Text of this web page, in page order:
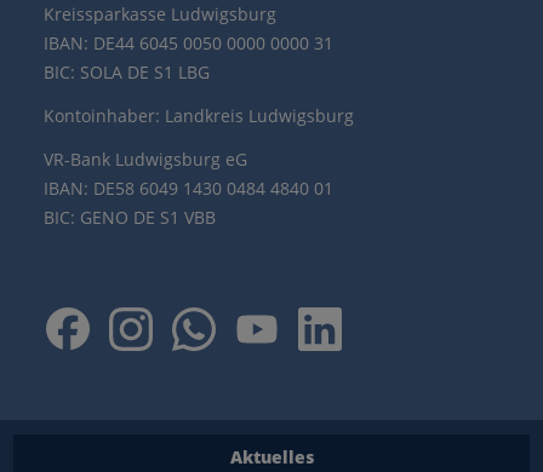
Kreissparkasse Ludwigsburg
IBAN: DE44 6045 0050 0000 0000 31
BIC: SOLA DE S1 LBG
Kontoinhaber: Landkreis Ludwigsburg
VR-Bank Ludwigsburg eG
IBAN: DE58 6049 1430 0484 4840 01
BIC: GENO DE S1 VBB
Aktuelles